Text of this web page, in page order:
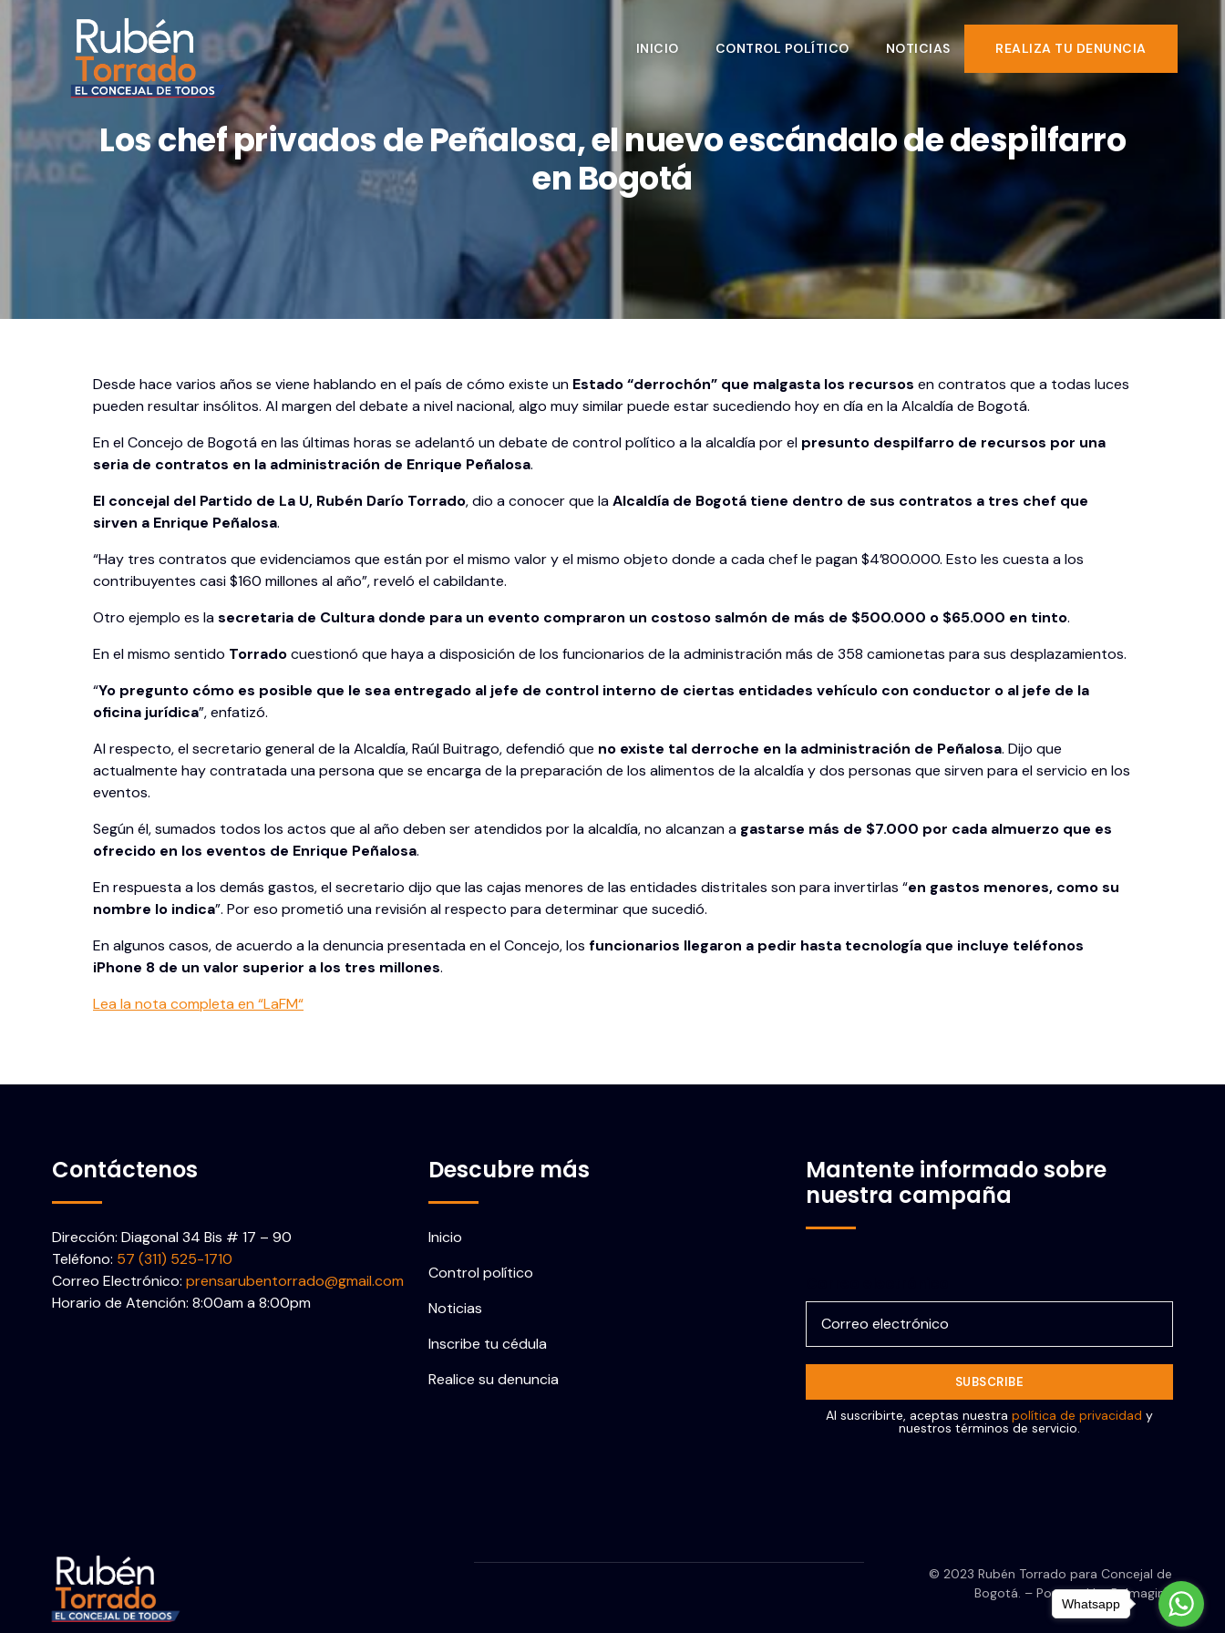
INICIO CONTROL POLÍTICO NOTICIAS REALIZA TU DENUNCIA
Los chef privados de Peñalosa, el nuevo escándalo de despilfarro
en Bogotá
Desde hace varios años se viene hablando en el país de cómo existe un Estado “derrochón” que malgasta los recursos en contratos que a todas luces
pueden resultar insólitos. Al margen del debate a nivel nacional, algo muy similar puede estar sucediendo hoy en día en la Alcaldía de Bogotá.
En el Concejo de Bogotá en las últimas horas se adelantó un debate de control político a la alcaldía por el presunto despilfarro de recursos por una
seria de contratos en la administración de Enrique Peñalosa.
El concejal del Partido de La U, Rubén Darío Torrado, dio a conocer que laAlcaldía de Bogotá tiene dentro de sus contratos a tres chef que
sirven a Enrique Peñalosa.
“Hay tres contratos que evidenciamos que están por el mismo valor y el mismo objeto donde a cada chef le pagan $4’800.000. Esto les cuesta a los
contribuyentes casi $160 millones al año”, reveló el cabildante.
Otro ejemplo es lasecretaria de Cultura donde para un evento compraron un costoso salmón de más de $500.000 o $65.000 en tinto.
En el mismo sentido Torradocuestionó que haya a disposición de los funcionarios de la administración más de 358 camionetas para sus desplazamientos.
“Yo pregunto cómo es posible que le sea entregado al jefe de control interno de ciertas entidades vehículo con conductor o al jefe de la
oficina jurídica”, enfatizó.
Al respecto, el secretario general de la Alcaldía, Raúl Buitrago, defendió que no existe tal derroche en la administración de Peñalosa. Dijo que
actualmente hay contratada una persona que se encarga de la preparación de los alimentos de la alcaldía y dos personas que sirven para el servicio en los
eventos.
Según él, sumados todos los actos que al año deben ser atendidos por la alcaldía, no alcanzan a gastarse más de $7.000 por cada almuerzo que es
ofrecido en los eventos de Enrique Peñalosa.
En respuesta a los demás gastos, el secretario dijo que las cajas menores de las entidades distritales son para invertirlas “en gastos menores, como su
nombre lo indica”. Por eso prometió una revisión al respecto para determinar que sucedió.
En algunos casos, de acuerdo a la denuncia presentada en el Concejo, los funcionarios llegaron a pedir hasta tecnología que incluye teléfonos
iPhone 8 de un valor superior a los tres millones.
Lea la nota completa en “LaFM“
Contáctenos
Dirección: Diagonal 34 Bis # 17 – 90
Teléfono: 57 (311) 525-1710
Correo Electrónico: prensarubentorrado@gmail.com
Horario de Atención: 8:00am a 8:00pm
Descubre más
Inicio
Control político
Noticias
Inscribe tu cédula
Realice su denuncia
Mantente informado sobre
nuestra campaña
Al suscribirte, aceptas nuestra política de privacidad y
nuestros términos de servicio.
© 2023 Rubén Torrado para Concejal de
Bogotá. – Powered by ReImagine
Whatsapp